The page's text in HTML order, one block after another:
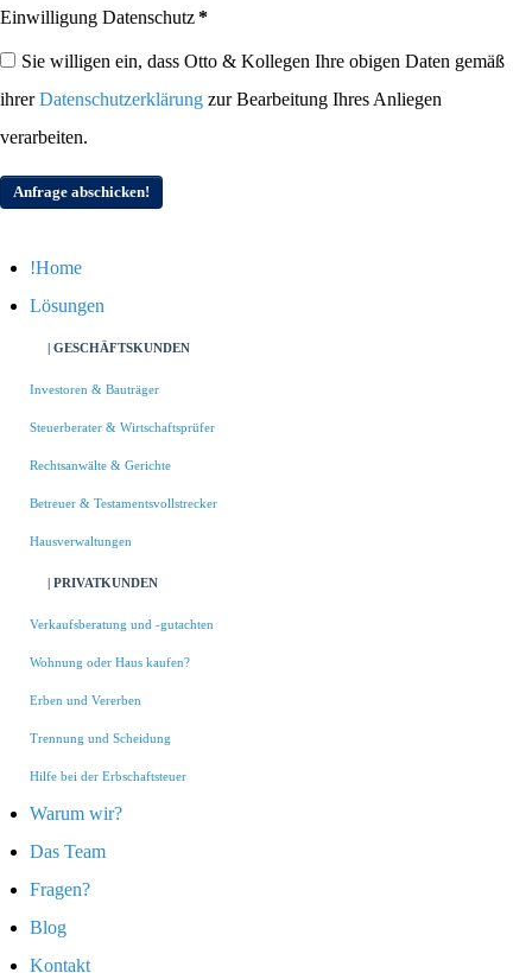
Einwilligung Datenschutz*
Sie willigen ein, dass Otto & Kollegen Ihre obigen Daten gemäß
ihrerDatenschutzerklärung zur Bearbeitung Ihres Anliegen
verarbeiten.
Anfrage abschicken!
Home
Lösungen
| GESCHÄFTSKUNDEN
Investoren & Bauträger
Steuerberater & Wirtschaftsprüfer
Rechtsanwälte & Gerichte
Betreuer & Testamentsvollstrecker
Hausverwaltungen
| PRIVATKUNDEN
Verkaufsberatung und -gutachten
Wohnung oder Haus kaufen?
Erben und Vererben
Trennung und Scheidung
Hilfe bei der Erbschaftsteuer
Warum wir?
Das Team
Fragen?
Blog
Kontakt